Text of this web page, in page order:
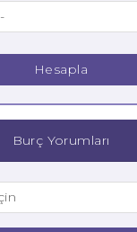
Hesapla
Burç Yorumları